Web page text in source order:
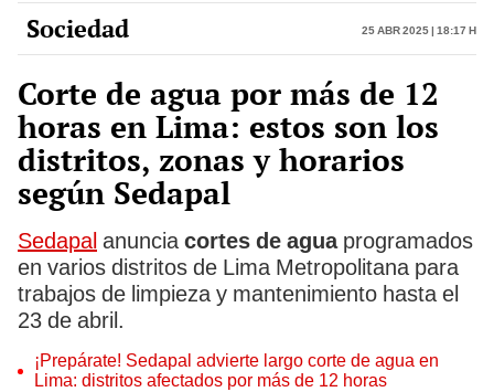
Sociedad 25 Abr 2025 | 18:17 h
Corte de agua por más de 12
horas en Lima: estos son los
distritos, zonas y horarios
según Sedapal
Sedapal anuncia cortes de aguaprogramados
en varios distritos de Lima Metropolitana para
trabajos de limpieza y mantenimiento hasta el
23 de abril.
¡Prepárate! Sedapal advierte largo corte de agua en
Lima: distritos afectados por más de 12 horas